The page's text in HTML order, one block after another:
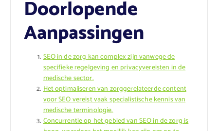
Doorlopende
Aanpassingen
SEO in de zorg kan complex zijn vanwege de
specifieke regelgeving en privacyvereisten in de
medische sector.
Het optimaliseren van zorggerelateerde content
voor SEO vereist vaak specialistische kennis van
medische terminologie.
Concurrentie op het gebied van SEO in de zorg is